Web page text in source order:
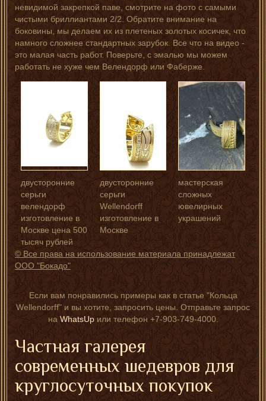
невидимой закрепкой паве, смотрите на фото с самыми
чистыми бриллиантами 2/2. Обратите внимание на
боковины, мы делаем их из плетеных золотых косичек, что
намного сложнее стандартных зарубок. Все что на видео -
это малая часть работ. Поверьте, с эмалью мы можем
работать не хуже чем Велендорф или Фаберже.
двусторонние
серьги
велендорф
изготовление в
Москве цена 500
тысяч рублей
двусторонние
серьги
Wellendorff
изготовление в
Москве
мастерская
сложных
ювелирных
украшений
© Все права на использование материала принадлежат
ООО "Бокадо"
Если вам понравились примеры как в статье "Кольца
Wellendorff" и вы хотите, запросить цены. Отправьте запрос
наWhatsUpили телефон +7-903-749-4000.
Частная галерея
современных шедевров для
круглосуточных покупок